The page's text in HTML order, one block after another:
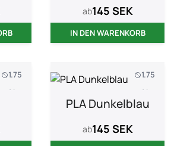
ab145 SEK
IN DEN WARENKORB
1.75
1 kg
1.75
1 kg
PLA Dunkelblau
ab145 SEK